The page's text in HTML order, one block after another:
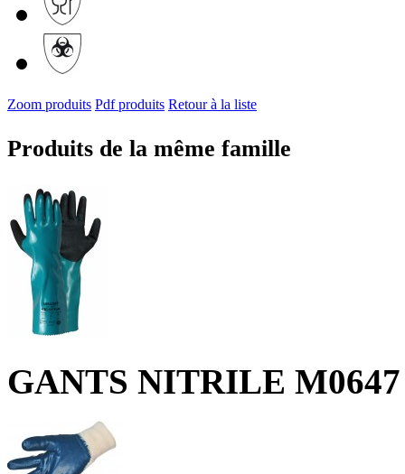
Zoom produits Pdf produits Retour à la liste
Produits de la même famille
GANTS NITRILE M0647